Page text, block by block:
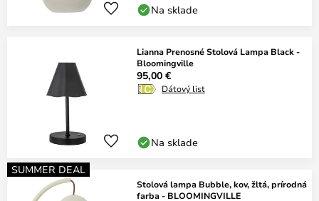
Na sklade
Lianna Prenosné Stolová Lampa Black -
Bloomingville
95,00 €
Dátový list
Na sklade
SUMMER DEAL
Stolová lampa Bubble, kov, žltá, prírodná
farba - BLOOMINGVILLE